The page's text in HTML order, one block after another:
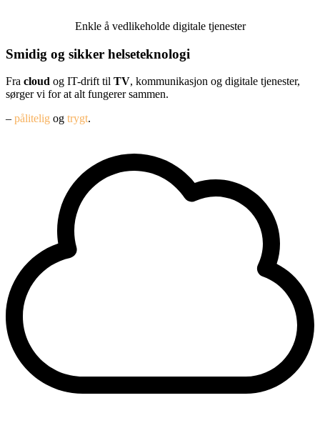
Enkle å vedlikeholde digitale tjenester
Smidig og sikker helseteknologi
Fra cloud og IT-drift til TV, kommunikasjon og digitale tjenester,
sørger vi for at alt fungerer sammen.
– pålitelig og trygt.